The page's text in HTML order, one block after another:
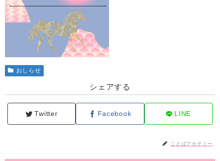
おしらせ
シェアする
Twitter Facebook LINE
ことばアカデミー